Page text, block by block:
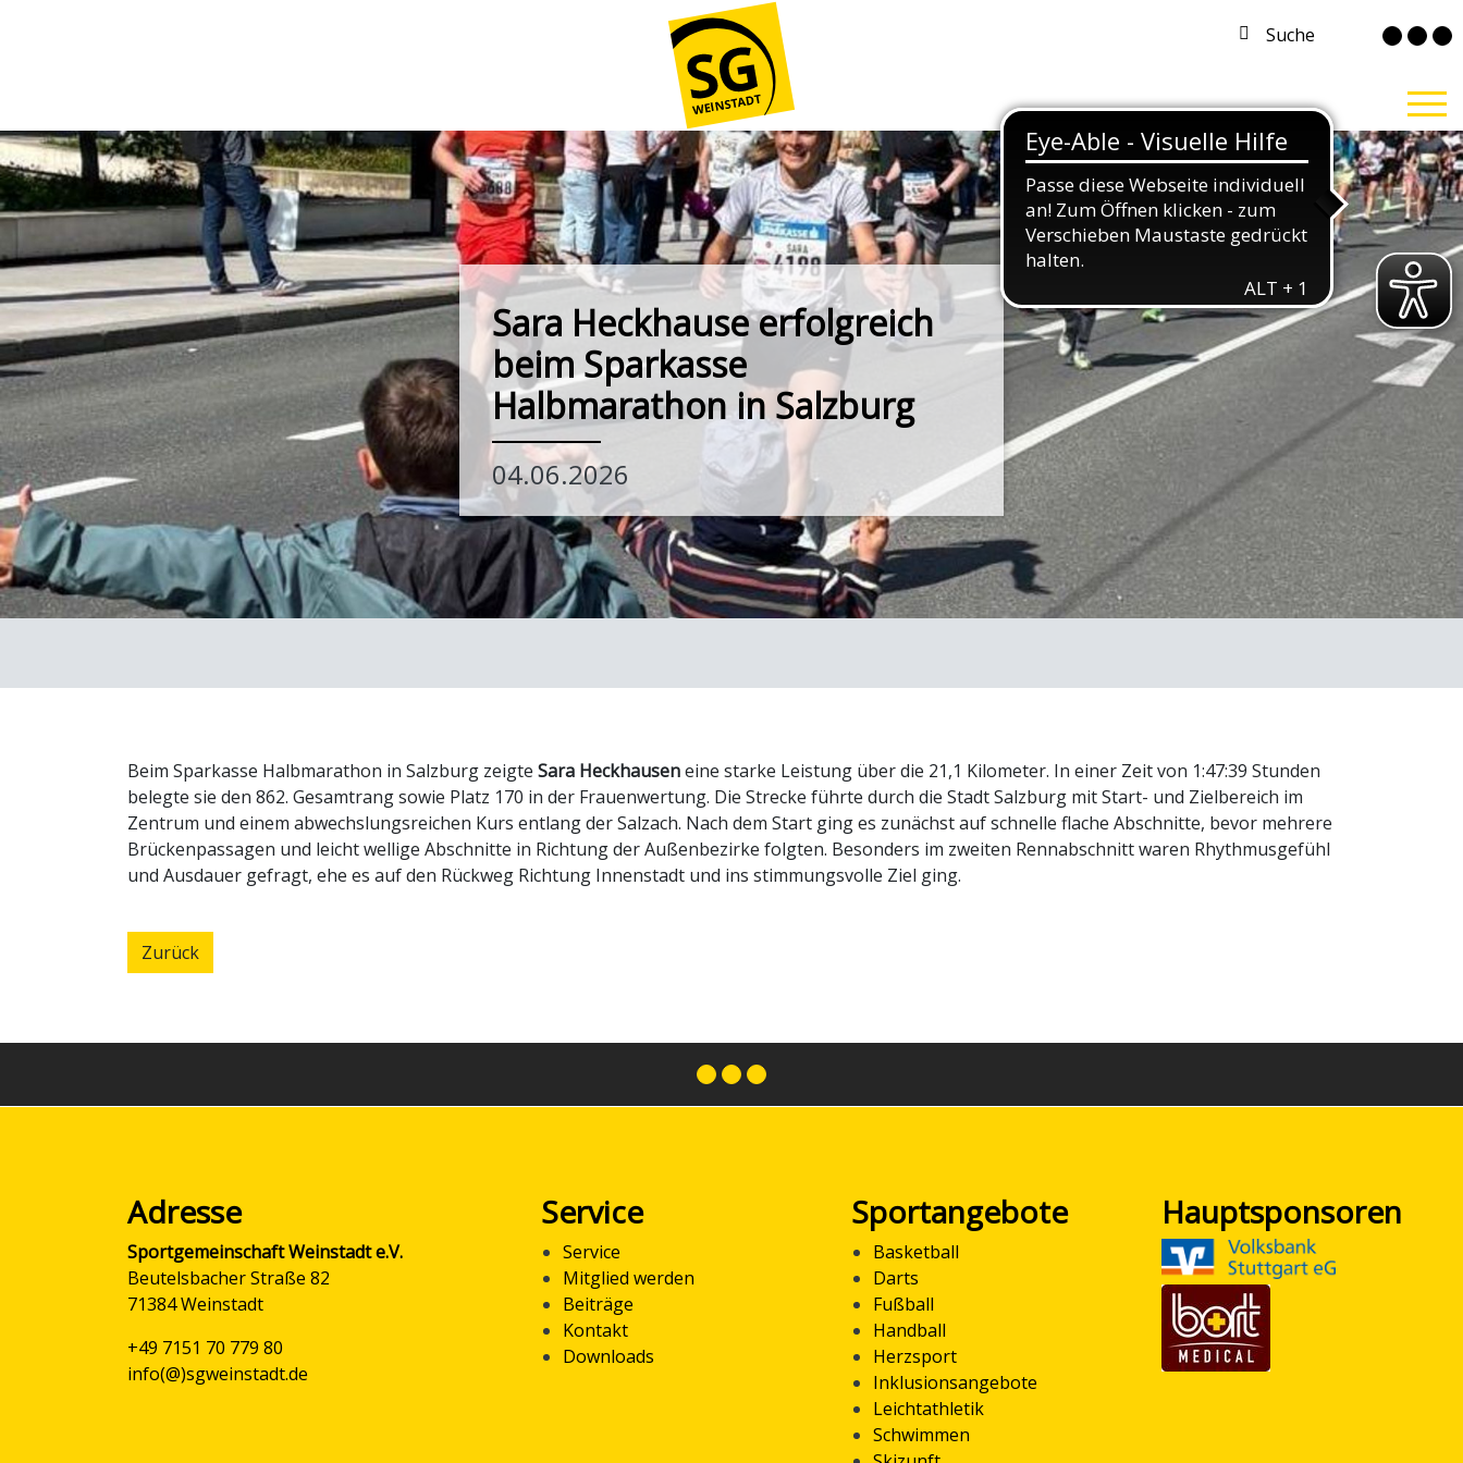
Sara Heckhause erfolgreich
beim Sparkasse
Halbmarathon in Salzburg
04.06.2026
Beim Sparkasse Halbmarathon in Salzburg zeigte Sara Heckhauseneine starke Leistung über die 21,1 Kilometer. In einer Zeit von 1:47:39 Stunden
belegte sie den 862. Gesamtrang sowie Platz 170 in der Frauenwertung. Die Strecke führte durch die Stadt Salzburg mit Start- und Zielbereich im
Zentrum und einem abwechslungsreichen Kurs entlang der Salzach. Nach dem Start ging es zunächst auf schnelle flache Abschnitte, bevor mehrere
Brückenpassagen und leicht wellige Abschnitte in Richtung der Außenbezirke folgten. Besonders im zweiten Rennabschnitt waren Rhythmusgefühl
und Ausdauer gefragt, ehe es auf den Rückweg Richtung Innenstadt und ins stimmungsvolle Ziel ging.
Zurück
Adresse
Sportgemeinschaft Weinstadt e.V.
Beutelsbacher Straße 82
71384 Weinstadt
+49 7151 70 779 80
info(@)sgweinstadt.de
Service
Service
Mitglied werden
Beiträge
Kontakt
Downloads
Sportangebote
Basketball
Darts
Fußball
Handball
Herzsport
Inklusionsangebote
Leichtathletik
Schwimmen
Hauptsponsoren